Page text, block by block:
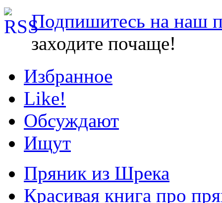
Подпишитесь на наш
заходите почаще!
Избранное
Like!
Обсуждают
Ищут
Пряник из Шрека
Красивая книга про